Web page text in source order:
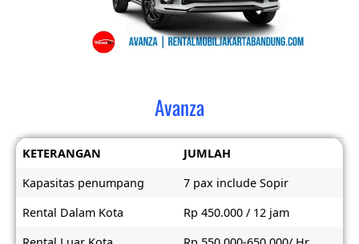
Avanza
KETERANGAN
JUMLAH
Kapasitas penumpang
7 pax include Sopir
Rental Dalam Kota
Rp 450.000 / 12 jam